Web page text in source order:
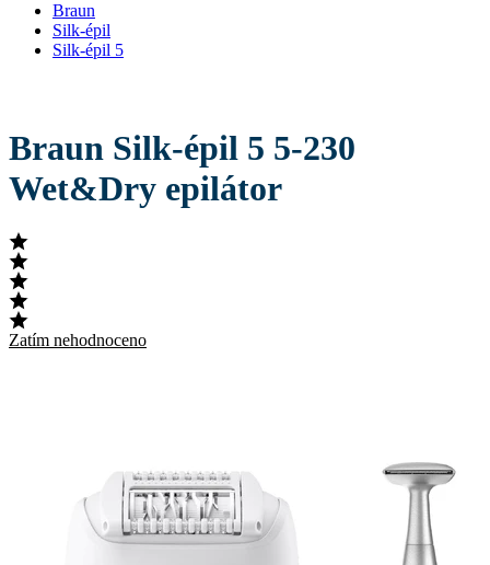
Braun
Silk-épil
Silk-épil 5
Braun Silk-épil 5 5-230
Wet&Dry epilátor
Zatím nehodnoceno